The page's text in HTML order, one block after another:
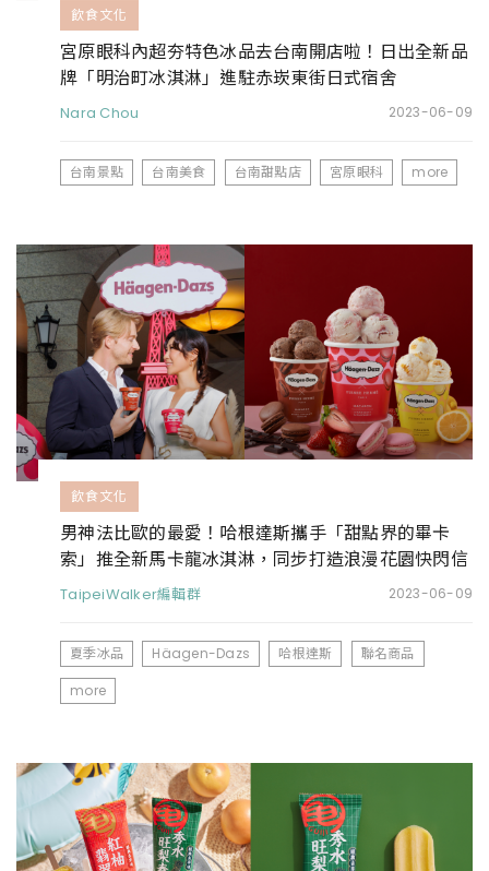
飲食文化
宮原眼科內超夯特色冰品去台南開店啦！日出全新品
牌「明治町冰淇淋」進駐赤崁東街日式宿舍
Nara Chou 2023-06-09
台南景點 台南美食 台南甜點店 宮原眼科 more
飲食文化
男神法比歐的最愛！哈根達斯攜手「甜點界的畢卡
索」推全新馬卡龍冰淇淋，同步打造浪漫花園快閃信
義區
TaipeiWalker編輯群 2023-06-09
夏季冰品 Häagen-Dazs 哈根達斯
聯名商品
more